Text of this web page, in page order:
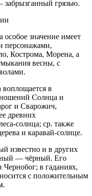
грязью.
значение имеет
персонажами,
Кострома, Морена, а
весны, с
в
Солнца и
и Сварожич,
древних
солнца; ср. также
и каравай-солнце.
известно и в других
— чёрный. Его
в гаданиях,
с положительным